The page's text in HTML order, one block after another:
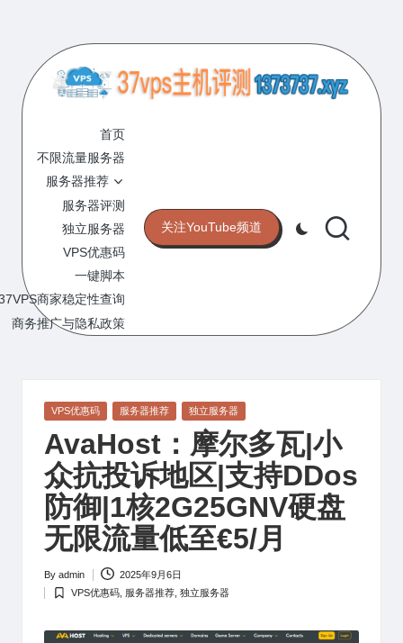
content
7
V
P
S
主
机
评
的
VPS
网
站
首页
不限流量服务器
服务器推荐
服务器评测
独立服务器
VPS优惠码
一键脚本
商家稳定性查询
商务推广与隐私政策
关注YouTube频道
Posted
VPS优惠码 服务器推荐 独立服务器
AvaHost：摩尔多瓦|小
众抗投诉地区|支持DDos
防御|1核2G25GNV硬盘
无限流量低至€5/月
Posted
by
By admin 2025年9月6日
Posted
VPS优惠码, 服务器推荐, 独立服务器